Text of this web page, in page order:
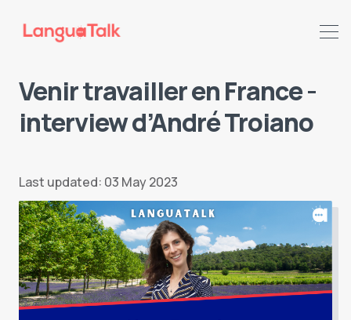
Venir travailler en France -
interview d’André Troiano
Last updated: 03 May 2023